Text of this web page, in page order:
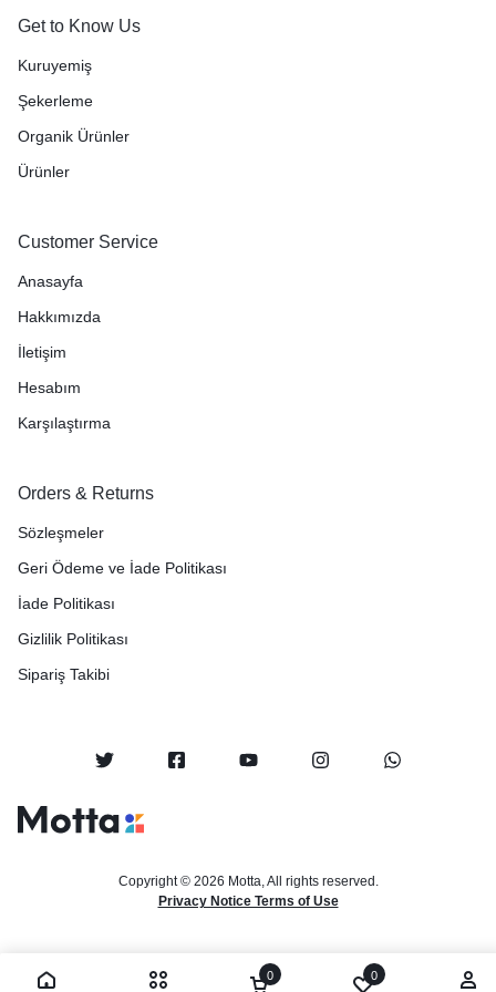
Get to Know Us
Kuruyemiş
Şekerleme
Organik Ürünler
Ürünler
Customer Service
Anasayfa
Hakkımızda
İletişim
Hesabım
Karşılaştırma
Orders & Returns
Sözleşmeler
Geri Ödeme ve İade Politikası
İade Politikası
Gizlilik Politikası
Sipariş Takibi
Copyright © 2026 Motta, All rights reserved.
Privacy Notice Terms of Use
0 0